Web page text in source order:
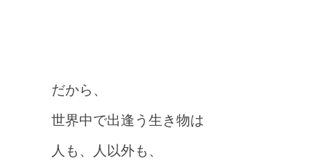
だから、
世界中で出逢う生き物は
人も、人以外も、